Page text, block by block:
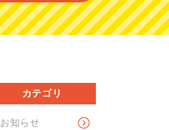
カテゴリ
お知らせ